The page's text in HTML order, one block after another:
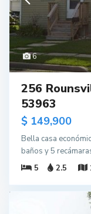
6
256
53963
$ 149,900
Bella casa
baños y 5
5
2.5